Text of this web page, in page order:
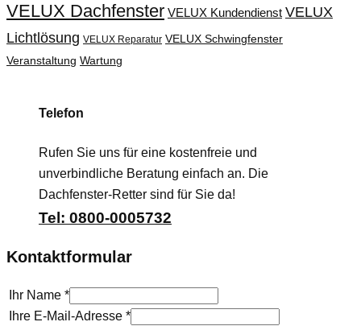
VELUX Dachfenster VELUX Kundendienst VELUX
Lichtlösung VELUX Reparatur VELUX Schwingfenster
Veranstaltung Wartung
Telefon
Rufen Sie uns für eine kostenfreie und
unverbindliche Beratung einfach an. Die
Dachfenster-Retter sind für Sie da!
Tel: 0800-0005732
Kontaktformular
Ihr Name *
Ihre E-Mail-Adresse *